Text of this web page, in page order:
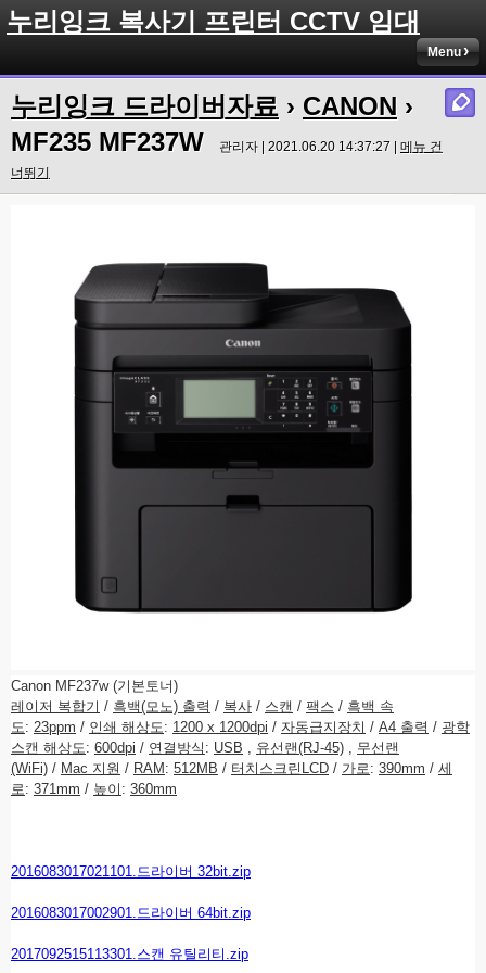
누리잉크 복사기 프린터 CCTV 임대
Menu
누리잉크 드라이버자료 › CANON ›
MF235 MF237W
관리자 | 2021.06.20 14:37:27 | 메뉴 건
너뛰기
Canon MF237w (기본토너)
레이저 복합기 / 흑백(모노) 출력 / 복사 / 스캔 / 팩스 / 흑백 속
도: 23ppm / 인쇄 해상도: 1200 x 1200dpi / 자동급지장치 / A4 출력 / 광학
스캔 해상도: 600dpi / 연결방식 : USB , 유선랜(RJ-45) , 무선랜
(WiFi) / Mac 지원 / RAM : 512MB / 터치스크린LCD / 가로: 390mm / 세
로: 371mm / 높이 : 360mm
2016083017021101.드라이버 32bit.zip
2016083017002901.드라이버 64bit.zip
2017092515113301.스캔 유틸리티.zip